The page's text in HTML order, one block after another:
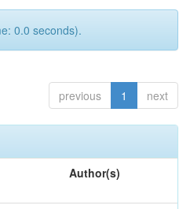
0.0 seconds).
previous 1 next
Author(s)